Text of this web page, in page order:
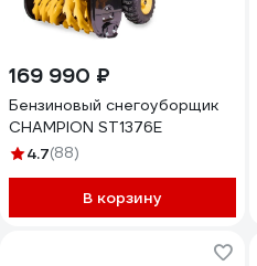
169 990 ₽
Бензиновый снегоуборщик
CHAMPION ST1376E
4.7(88)
В корзину